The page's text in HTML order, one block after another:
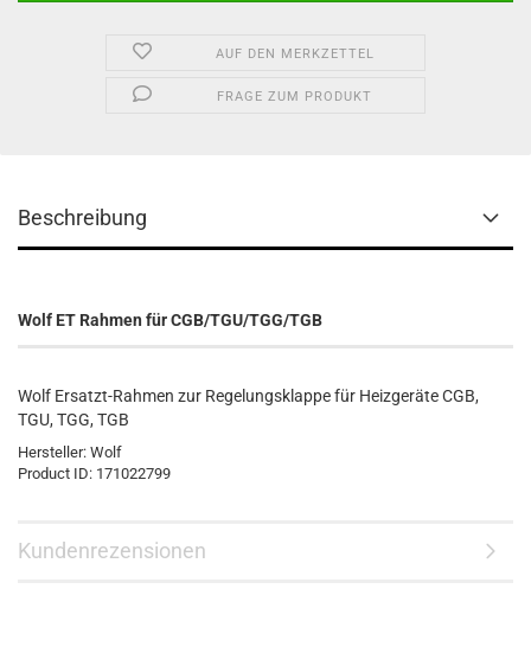
AUF DEN MERKZETTEL
FRAGE ZUM PRODUKT
Beschreibung
Wolf ET Rahmen für CGB/TGU/TGG/TGB
Wolf Ersatzt-Rahmen zur Regelungsklappe für Heizgeräte CGB,
TGU, TGG, TGB
Hersteller: Wolf
Product ID: 171022799
Kundenrezensionen